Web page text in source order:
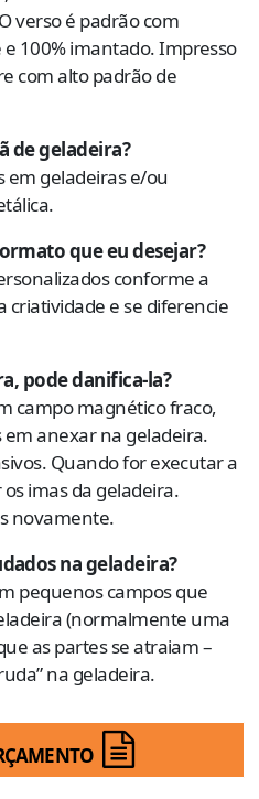
verso é padrão com
100% imantado. Impresso
com alto padrão de
de geladeira?
em geladeiras e/ou
que eu desejar?
conforme a
criatividade e se diferencie
pode danifica-la?
campo magnético fraco,
anexar na geladeira.
Quando for executar a
imas da geladeira.
novamente.
na geladeira?
pequenos campos que
(normalmente uma
as partes se atraiam –
na geladeira.